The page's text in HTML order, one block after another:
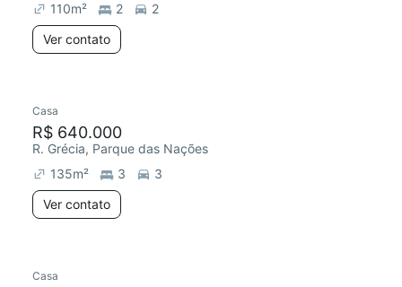
110m² 2
2
Ver contato
Casa
R$ 640.000
R. Grécia, Parque das Nações
135m² 3
3
Ver contato
Casa